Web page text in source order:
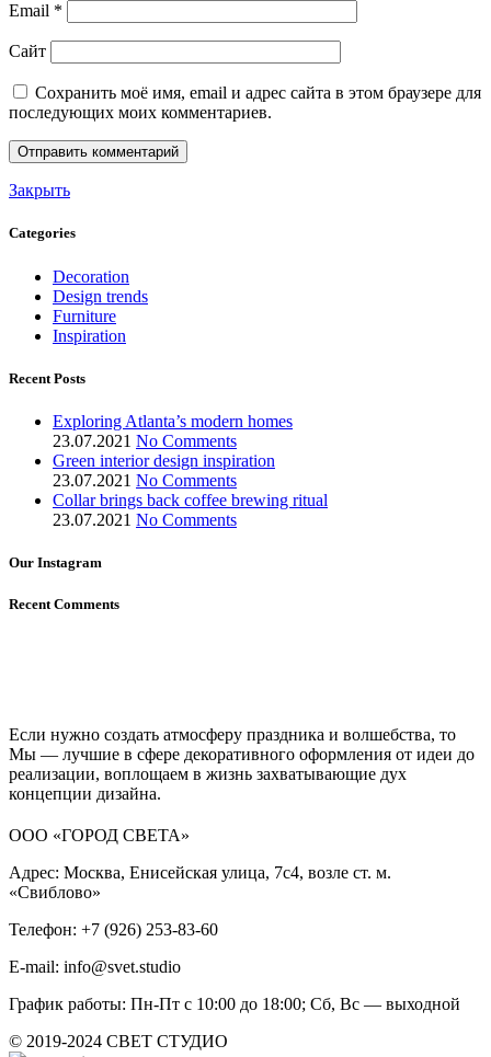
Email *
Сайт
Сохранить моё имя, email и адрес сайта в этом браузере для
последующих моих комментариев.
Закрыть
Categories
Decoration
Design trends
Furniture
Inspiration
Recent Posts
Exploring Atlanta’s modern homes
23.07.2021 No Comments
Green interior design inspiration
23.07.2021 No Comments
Collar brings back coffee brewing ritual
23.07.2021 No Comments
Our Instagram
Recent Comments
Если нужно создать атмосферу праздника и волшебства, то
Мы — лучшие в сфере декоративного оформления от идеи до
реализации, воплощаем в жизнь захватывающие дух
концепции дизайна.
ООО «ГОРОД СВЕТА»
Адрес: Москва, Енисейская улица, 7с4, возле ст. м.
«Свиблово»
Телефон: +7 (926) 253-83-60
E-mail: info@svet.studio
График работы: Пн-Пт с 10:00 до 18:00; Сб, Вс — выходной
© 2019-2024 СВЕТ СТУДИО